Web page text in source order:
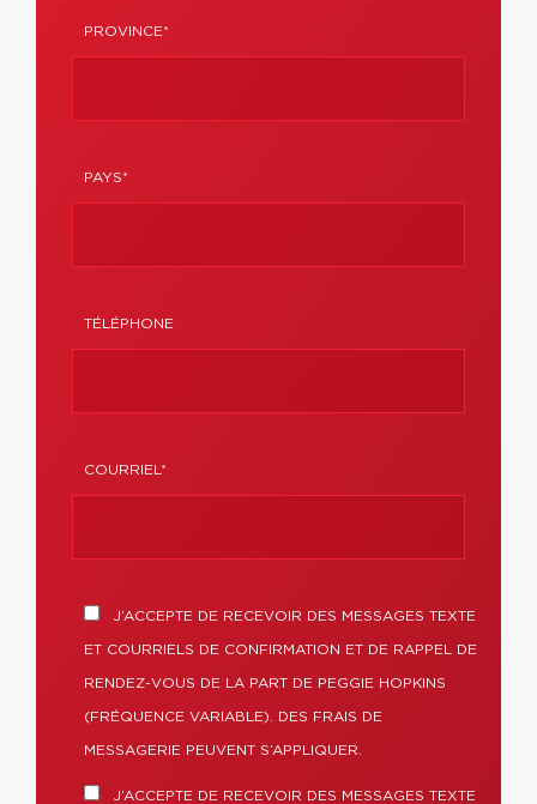
PROVINCE*
PAYS*
TÉLÉPHONE
COURRIEL*
J’ACCEPTE DE RECEVOIR DES MESSAGES TEXTE
ET COURRIELS DE CONFIRMATION ET DE RAPPEL DE
RENDEZ-VOUS DE LA PART DE PEGGIE HOPKINS
(FRÉQUENCE VARIABLE). DES FRAIS DE
MESSAGERIE PEUVENT S’APPLIQUER.
J’ACCEPTE DE RECEVOIR DES MESSAGES TEXTE